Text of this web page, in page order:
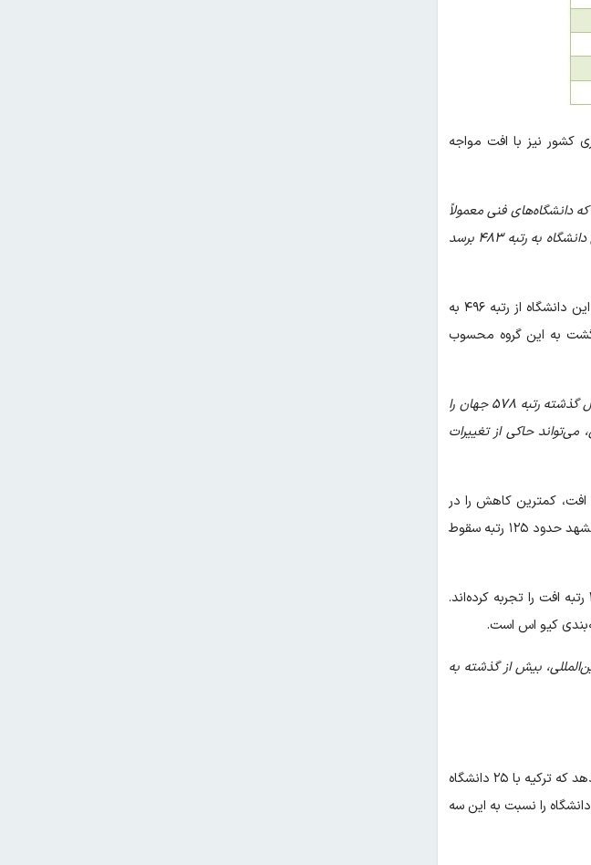
کشور نیز با افت مواجه
دانشگاه‌های فنی معمولاً
در شاخص‌های پژوهشی و بین‌المللی عملکرد بهتری دارند. همچنین افت ۲۷ رتبه‌ای دانشگاه امیرکبیر موجب شده این دانشگاه به رتبه ۴۸۳ برسد
در میان دانشگاه‌های ایرانی، دانشگاه علم و صنعت ایران با کاهش تنها ۸ رتبه، کمترین افت را تجربه کرده است. این دانشگاه از رتبه ۴۹۶ به
به بازگشت به این گروه محسوب
افت ۱۰۸ رتبه‌ای دانشگاه تبریز یکی از قابل توجه‌ترین مسائل در رتبه‌بندی کیو اس ۲۰۲۷ است. این دانشگاه که در سال گذشته رتبه ۵۷۸ جهان را
رتبه‌ای یک دانشگاه در یک سال، می‌تواند حاکی از تغییرات
که در «بازه‌های رتبه‌ای» قرار دارند، نشان می‌دهد که دانشگاه شهید بهشتی با حدود ۴۰ رتبه افت، کمترین کاهش را در
میان دانشگاه‌های حاضر در بازه‌های رتبه‌ای تجربه کرده است، اما دانشگاه شیراز حدود ۹۰ رتبه و دانشگاه فردوسی مشهد حدود ۱۲۵ رتبه سقوط
این روند در دانشگاه اصفهان و دانشگاه آزاد اسلامی شدیدتر نیز شده است؛ به‌طوری که هر دو دانشگاه حدود ۲۰۰ رتبه افت را تجربه کرده‌اند.
بیش از گذشته به
بررسی دانشگاه‌های سه کشور رقیب ایران در منطقه شامل ترکیه، عربستان سعودی و امارات متحده عربی نشان می‌دهد که ترکیه با ۲۵ دانشگاه
دارد. ایران نیز با ۱۱ دانشگاه کم‌ترین تعداد دانشگاه را نسبت به این سه